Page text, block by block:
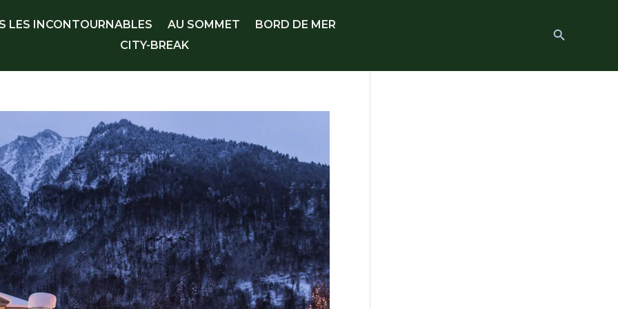
LES INCONTOURNABLES AU SOMMET
BORD DE MER
CITY-BREAK
Search Button